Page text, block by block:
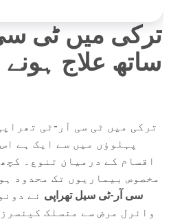
ترکی میں ٹی
ساتھ علاج ہونے
ترکی میں ٹی سی آر-ٹی
پہلوؤں میں سے ایک ہے
اقسام کے درمیان تنوع۔
مخصوص بیماریوں تک محدود
سی آر-ٹی سیل تھراپی نے
وائرل مرض سے منسلک